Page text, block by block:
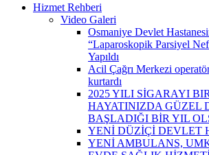
Hizmet Rehberi
Video Galeri
Osmaniye Devlet
“Laparoskopik Parsiyel
Yapıldı
Acil Çağrı Merkezi
kurtardı
2025 YILI SİGARAYI
HAYATINIZDA GÜZEL
BAŞLADIĞI BİR YIL
YENİ DÜZİÇİ DEVLET
YENİ AMBULANS,